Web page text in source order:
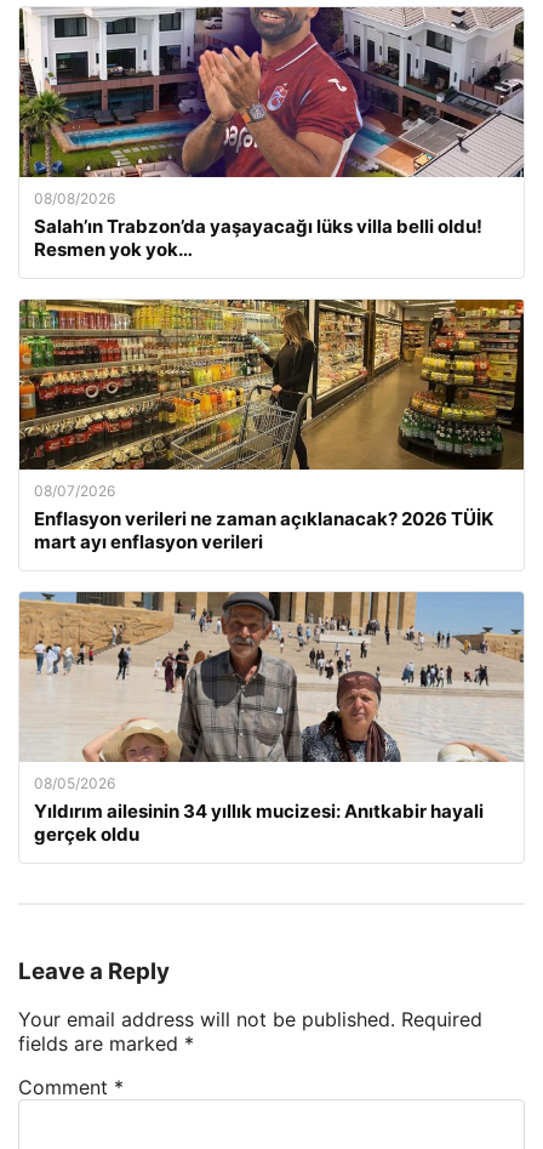
08/08/2026
Salah’ın Trabzon’da yaşayacağı lüks villa belli oldu!
Resmen yok yok…
08/07/2026
Enflasyon verileri ne zaman açıklanacak? 2026 TÜİK
mart ayı enflasyon verileri
08/05/2026
Yıldırım ailesinin 34 yıllık mucizesi: Anıtkabir hayali
gerçek oldu
Leave a Reply
Your email address will not be published. Required
fields are marked *
Comment *